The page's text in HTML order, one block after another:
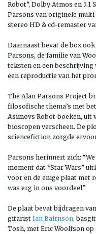
Robot”, Dolby Atmos en 5.1
Parsons van originele
stereo HD & cd-remaster
Daarnaast bevat de box
Parsons, de familie van
teksten en een beschrijving
een reproductie van het
The Alan Parsons Project
filosofische thema’s met
Asimovs Robot-boeken, uit
bioscopen verscheen. De
sciencefiction zorgde
Parsons herinnert zich:
moment dat “Star Wars”
voor en de enige plaat met
was erg in ons voordeel.”
De plaat bevat bijdragen
gitarist Ian Bairnson,
Tosh, met Eric Woolfson